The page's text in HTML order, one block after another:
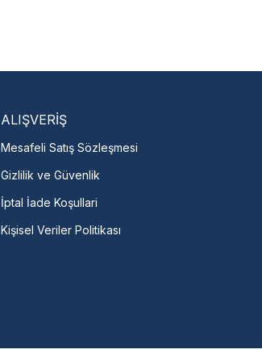
ALIŞVERİŞ
Mesafeli Satış Sözleşmesi
Gizlilik ve Güvenlik
İptal İade Koşullari
Kişisel Veriler Politikası